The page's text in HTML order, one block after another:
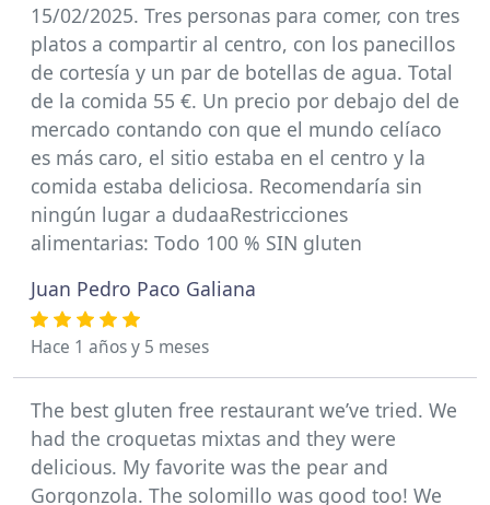
15/02/2025. Tres personas para comer, con tres
platos a compartir al centro, con los panecillos
de cortesía y un par de botellas de agua. Total
de la comida 55 €. Un precio por debajo del de
mercado contando con que el mundo celíaco
es más caro, el sitio estaba en el centro y la
comida estaba deliciosa. Recomendaría sin
ningún lugar a dudaaRestricciones
alimentarias: Todo 100 % SIN gluten
Juan Pedro Paco Galiana
Hace 1 años y 5 meses
The best gluten free restaurant we’ve tried. We
had the croquetas mixtas and they were
delicious. My favorite was the pear and
Gorgonzola. The solomillo was good too! We